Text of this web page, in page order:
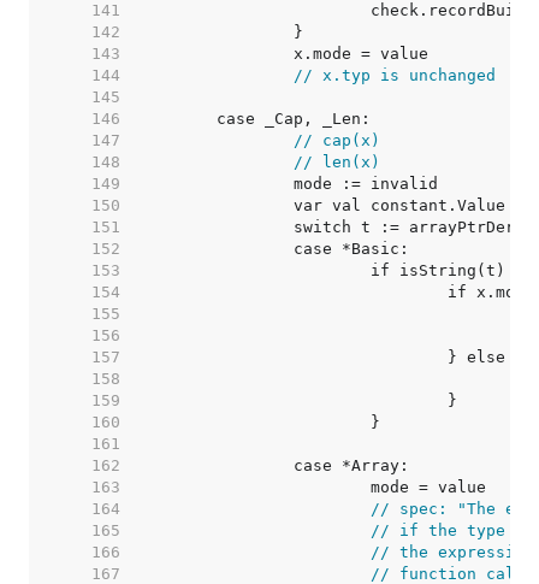
   141
   142
   143
   144
// x.typ is unchanged
   145
   146
   147
// cap(x)
   148
// len(x)
   149
   150
   151
   152
   153
   154
   155
   156
   157
   158
   159
   160
   161
   162
   163
   164
// spec: "The
   165
// if the type of
   166
// the expression
   167
// function